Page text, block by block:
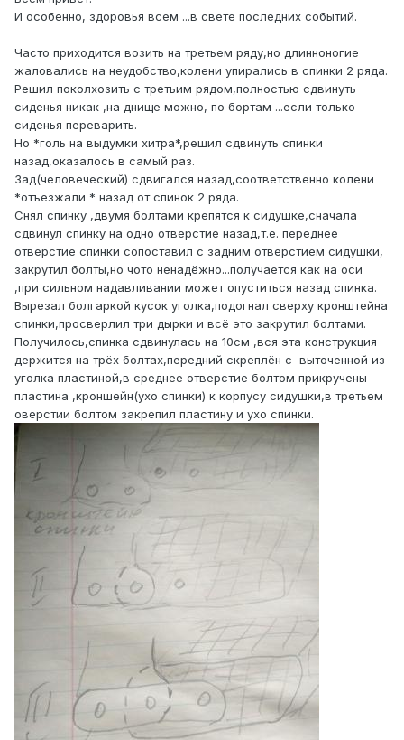
И особенно, здоровья всем ...в свете последних событий.
Часто приходится возить на третьем ряду,но длинноногие
жаловались на неудобство,колени упирались в спинки 2 ряда.
Решил поколхозить с третьим рядом,полностью сдвинуть
сиденья никак ,на днище можно, по бортам ...если только
сиденья переварить.
Но *голь на выдумки хитра*,решил сдвинуть спинки
назад,оказалось в самый раз.
Зад(человеческий) сдвигался назад,соответственно колени
*отъезжали * назад от спинок 2 ряда.
Снял спинку ,двумя болтами крепятся к сидушке,сначала
сдвинул спинку на одно отверстие назад,т.е. переднее
отверстие спинки сопоставил с задним отверстием сидушки,
закрутил болты,но чото ненадёжно...получается как на оси
,при сильном надавливании может опуститься назад спинка.
Вырезал болгаркой кусок уголка,подогнал сверху кронштейна
спинки,просверлил три дырки и всё это закрутил болтами.
Получилось,спинка сдвинулась на 10см ,вся эта конструкция
держится на трёх болтах,передний скреплён с выточенной из
уголка пластиной,в среднее отверстие болтом прикручены
пластина ,кроншейн(ухо спинки) к корпусу сидушки,в третьем
оверстии болтом закрепил пластину и ухо спинки.